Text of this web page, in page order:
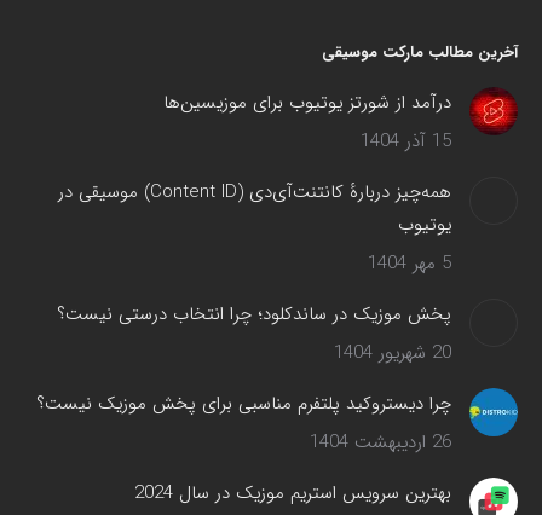
آخرین مطالب مارکت موسیقی
درآمد از شورتز یوتیوب برای موزیسین‌ها
15 آذر 1404
همه‌چیز دربارهٔ کانتنت‌آی‌دی (Content ID) موسیقی در
یوتیوب
5 مهر 1404
پخش موزیک در ساندکلود؛ چرا انتخاب درستی نیست؟
20 شهریور 1404
چرا دیستروکید پلتفرم مناسبی برای پخش موزیک نیست؟
26 اردیبهشت 1404
بهترین سرویس‌ استریم موزیک در سال 2024